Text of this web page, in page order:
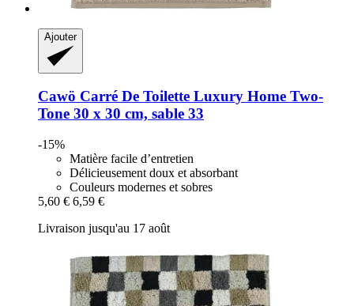
Ajouter
Cawö Carré De Toilette Luxury Home Two-​
Tone 30 x 30 cm, sable 33
-15%
Matière facile d’entretien
Délicieusement doux et absorbant
Couleurs modernes et sobres
5,60 € 6,59 €
Livraison jusqu'au 17 août